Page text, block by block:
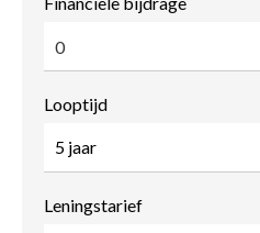
Looptijd
Leningstarief